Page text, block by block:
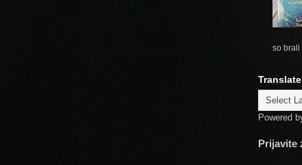
so brali
Translate
Powered
Prijavite